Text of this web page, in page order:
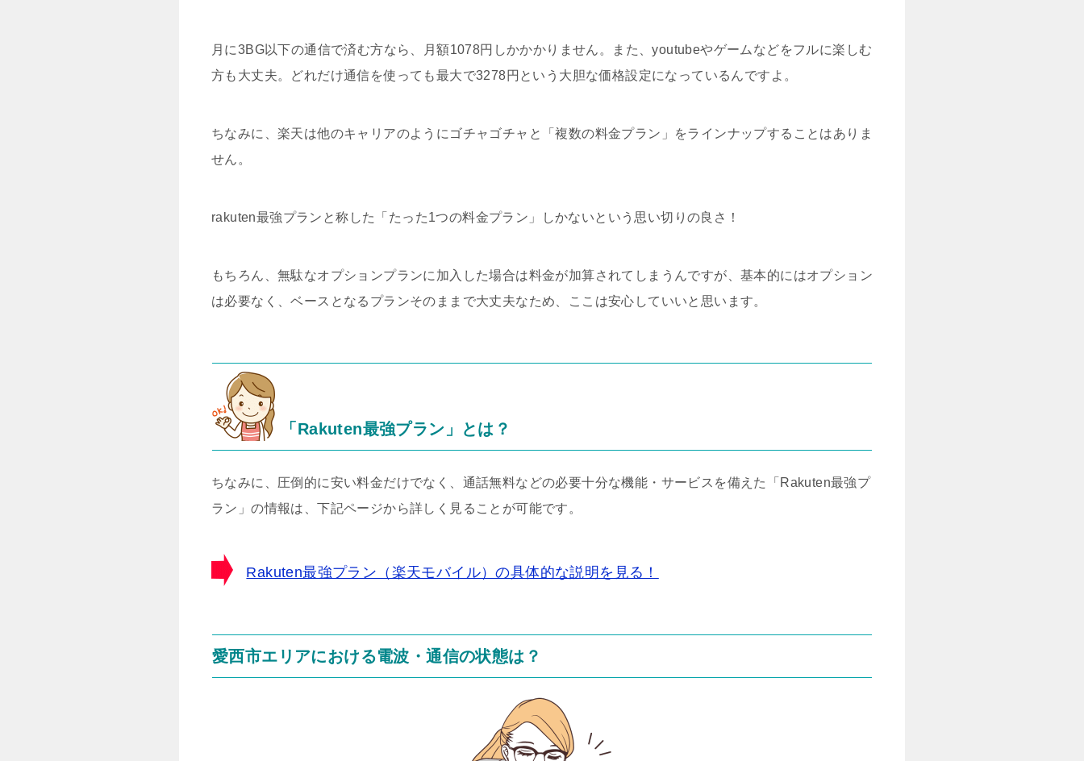
月に3BG以下の通信で済む方なら、月額1078円しかかかりません。また、youtubeやゲームなどをフルに楽しむ
方も大丈夫。どれだけ通信を使っても最大で3278円という大胆な価格設定になっているんですよ。
ちなみに、楽天は他のキャリアのようにゴチャゴチャと「複数の料金プラン」をラインナップすることはありま
せん。
rakuten最強プランと称した「たった1つの料金プラン」しかないという思い切りの良さ！
もちろん、無駄なオプションプランに加入した場合は料金が加算されてしまうんですが、基本的にはオプション
は必要なく、ベースとなるプランそのままで大丈夫なため、ここは安心していいと思います。
「Rakuten最強プラン」とは？
ちなみに、圧倒的に安い料金だけでなく、通話無料などの必要十分な機能・サービスを備えた「Rakuten最強プ
ラン」の情報は、下記ページから詳しく見ることが可能です。
Rakuten最強プラン（楽天モバイル）の具体的な説明を見る！
愛西市エリアにおける電波・通信の状態は？